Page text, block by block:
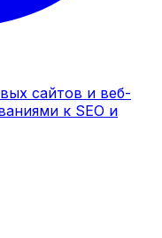
сайтов и веб-
к SEO и